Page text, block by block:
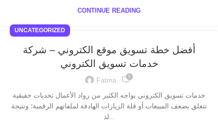
CONTINUE READING
UNCATEGORIZED
أفضل خطة تسويق موقع الكتروني – شركة
خدمات تسويق الكتروني
Fatma 0
خدمات تسويق الكتروني يواجه الكثير من رواد الأعمال تحديات حقيقية
تتعلق بضعف المبيعات أو قلة الزيارات الهادفة لملفاتهم الرقمية؛ ونتيجة